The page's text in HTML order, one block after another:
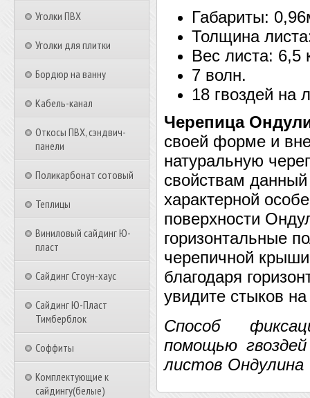
Уголки ПВХ
Уголки для плитки
Бордюр на ванну
Кабель-канал
Откосы ПВХ, сэндвич-
панели
Поликарбонат сотовый
Теплицы
Виниловый сайдинг Ю-
пласт
Сайдинг Стоун-хаус
Сайдинг Ю-Пласт
Тимберблок
Соффиты
Комплектующие к
сайдингу(белые)
Габариты:
Толщина
Вес листа: 6,5
7 волн.
18 гвоздей на
Черепица
своей форме и
натуральную
свойствам
характерной
поверхности
горизонтальные
черепичной
благодаря
увидите стыков
Способ
помощью
листов Ондулина